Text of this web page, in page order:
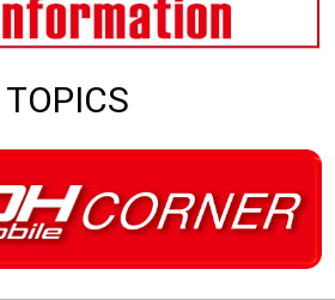
TOPICS